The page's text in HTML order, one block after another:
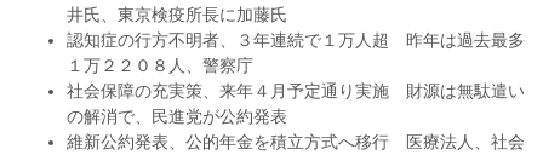
井氏、東京検疫所長に加藤氏
認知症の行方不明者、３年連続で１万人超 昨年は過去最多
１万２２０８人、警察庁
社会保障の充実策、来年４月予定通り実施 財源は無駄遣い
の解消で、民進党が公約発表
維新公約発表、公的年金を積立方式へ移行 医療法人、社会